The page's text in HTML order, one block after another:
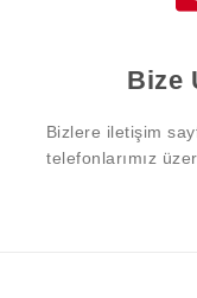
Bize
Bizlere iletişim
telefonlarımız